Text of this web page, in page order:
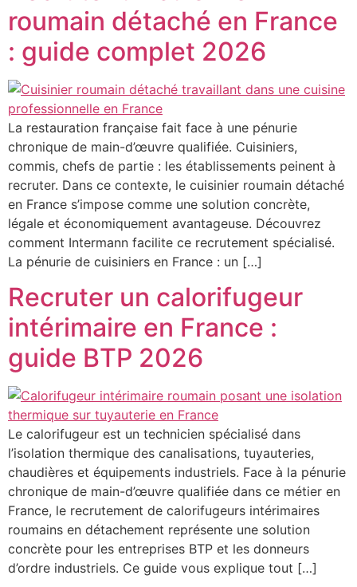
roumain détaché en France
: guide complet 2026
La restauration française fait face à une pénurie
chronique de main-d’œuvre qualifiée. Cuisiniers,
commis, chefs de partie : les établissements peinent à
recruter. Dans ce contexte, le cuisinier roumain détaché
en France s’impose comme une solution concrète,
légale et économiquement avantageuse. Découvrez
comment Intermann facilite ce recrutement spécialisé.
La pénurie de cuisiniers en France : un […]
Recruter un calorifugeur
intérimaire en France :
guide BTP 2026
Le calorifugeur est un technicien spécialisé dans
l’isolation thermique des canalisations, tuyauteries,
chaudières et équipements industriels. Face à la pénurie
chronique de main-d’œuvre qualifiée dans ce métier en
France, le recrutement de calorifugeurs intérimaires
roumains en détachement représente une solution
concrète pour les entreprises BTP et les donneurs
d’ordre industriels. Ce guide vous explique tout […]